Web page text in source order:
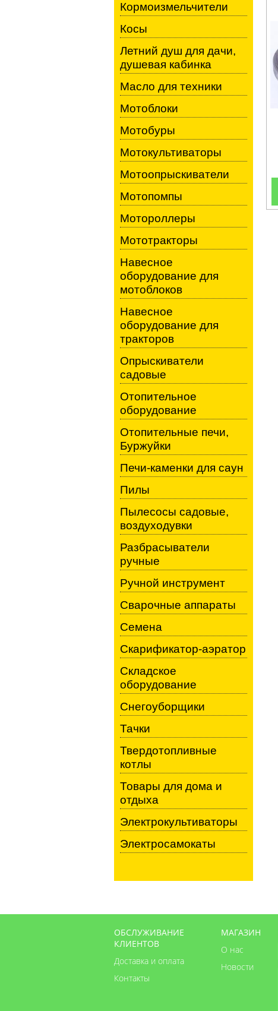
Кормоизмельчители
Косы
Летний душ для дачи,
душевая кабинка
Масло для техники
Мотоблоки
Мотобуры
Мотокультиваторы
Мотоопрыскиватели
Мотопомпы
Мотороллеры
Мототракторы
Навесное
оборудование для
мотоблоков
Навесное
оборудование для
тракторов
Опрыскиватели
садовые
Отопительное
оборудование
Отопительные печи,
Буржуйки
Печи-каменки для саун
Пилы
Пылесосы садовые,
воздуходувки
Разбрасыватели
ручные
Ручной инструмент
Сварочные аппараты
Семена
Скарификатор-аэратор
Складское
оборудование
Снегоуборщики
Тачки
Твердотопливные
котлы
Товары для дома и
отдыха
Электрокультиваторы
Электросамокаты
ОБСЛУЖИВАНИЕ
КЛИЕНТОВ
Доставка и оплата
Контакты
МАГАЗИН
О нас
Новости